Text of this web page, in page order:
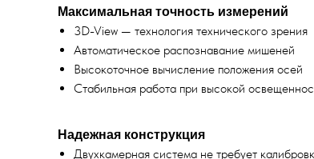
Максимальная точность измерений
3D-View — технология технического зрения
Автоматическое распознавание мишеней
Высокоточное вычисление положения осей
Стабильная работа при высокой
Надежная конструкция
Двухкамерная система не требует